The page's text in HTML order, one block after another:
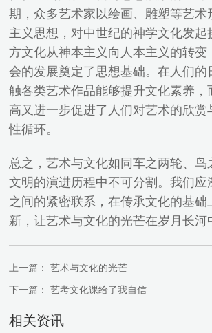
期，众多艺术家以绘画、雕塑等艺术
主义思想，对中世纪的神学文化发起
方文化从神本主义向人本主义的转变
会的发展奠定了思想基础。在人们的
触各类艺术作品能够提升文化素养，
高又进一步促进了人们对艺术的欣赏
性循环。
总之，艺术与文化如同车之两轮、鸟
文明的演进历程中不可分割。我们应
之间的紧密联系，在传承文化的基础
新，让艺术与文化的光芒在岁月长河
上一篇：
艺术与文化的光芒
下一篇：
艺考文化课给了我自信
相关资讯